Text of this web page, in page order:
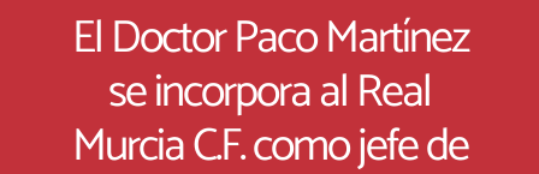
El Doctor Paco Martínez
se incorpora al Real
Murcia C.F. como jefe de